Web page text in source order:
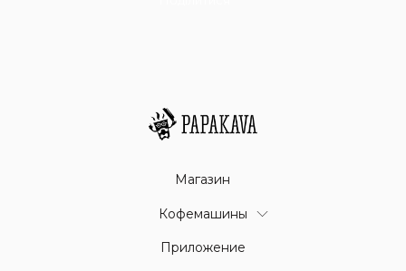
Магазин
Кофемашины
Приложение